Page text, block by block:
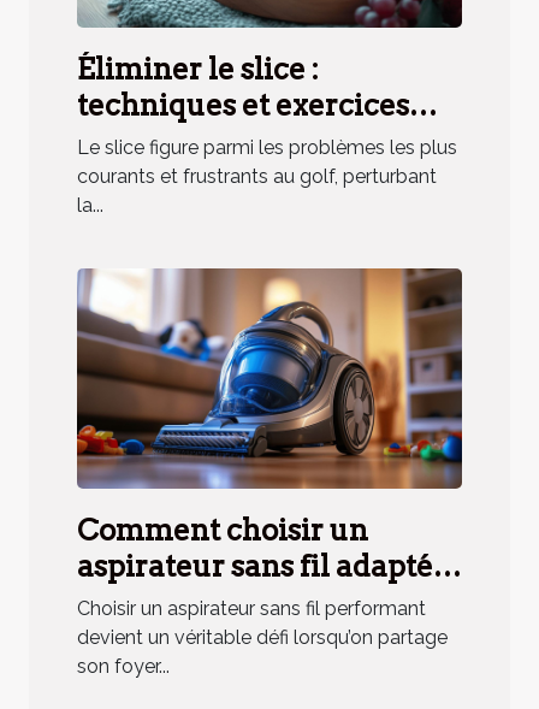
Éliminer le slice :
techniques et exercices
pratiques
Le slice figure parmi les problèmes les plus
courants et frustrants au golf, perturbant
la...
Comment choisir un
aspirateur sans fil adapté
aux besoins des ménages
avec animaux ?
Choisir un aspirateur sans fil performant
devient un véritable défi lorsqu’on partage
son foyer...